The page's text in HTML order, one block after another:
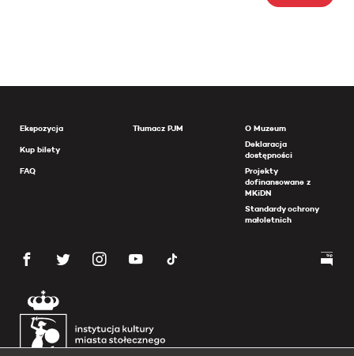
Ekspozycja
Kup bilety
FAQ
Tłumacz PJM
O Muzeum
Deklaracja
dostępności
Projekty
dofinansowane z
MKiDN
Standardy ochrony
małoletnich